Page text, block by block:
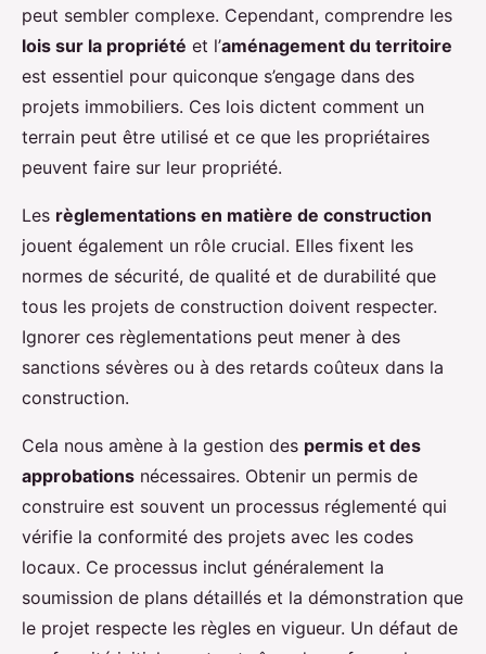
peut sembler complexe. Cependant, comprendre les
lois sur la propriété et l’aménagement du territoire
est essentiel pour quiconque s’engage dans des
projets immobiliers. Ces lois dictent comment un
terrain peut être utilisé et ce que les propriétaires
peuvent faire sur leur propriété.
Les règlementations en matière de construction
jouent également un rôle crucial. Elles fixent les
normes de sécurité, de qualité et de durabilité que
tous les projets de construction doivent respecter.
Ignorer ces règlementations peut mener à des
sanctions sévères ou à des retards coûteux dans la
construction.
Cela nous amène à la gestion des permis et des
approbations nécessaires. Obtenir un permis de
construire est souvent un processus réglementé qui
vérifie la conformité des projets avec les codes
locaux. Ce processus inclut généralement la
soumission de plans détaillés et la démonstration que
le projet respecte les règles en vigueur. Un défaut de